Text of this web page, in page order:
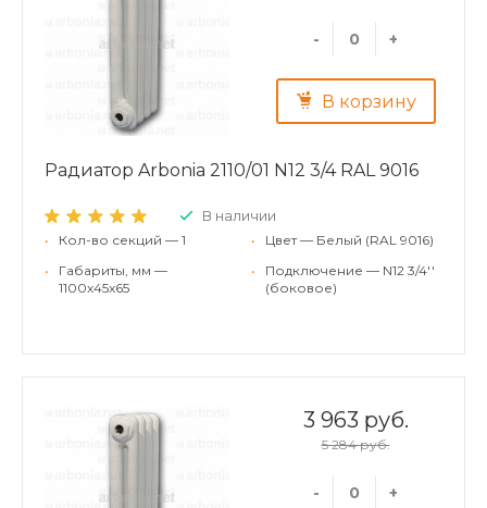
- +
В корзину
Радиатор Arbonia 2110/01 N12 3/4 RAL 9016
В наличии
•
Кол-во секций — 1
•
Габариты, мм —
1100x45x65
•
Цвет — Белый (RAL 9016)
•
Подключение — N12 3/4''
(боковое)
3 963 руб.
5 284 руб.
- +